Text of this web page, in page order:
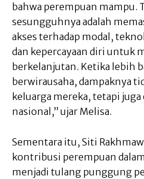
bahwa perempuan mampu.
sesungguhnya adalah
akses terhadap modal,
dan kepercayaan diri untuk
berkelanjutan. Ketika lebih
berwirausaha, dampaknya
keluarga mereka, tetapi
nasional,” ujar Melisa.
Sementara itu, Siti
kontribusi perempuan
menjadi tulang punggung